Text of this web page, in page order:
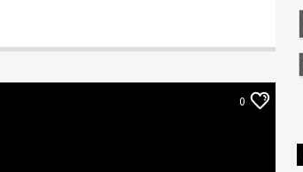
0